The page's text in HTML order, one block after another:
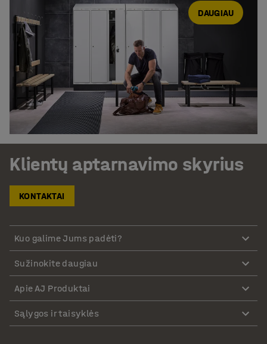
DAUGIAU
Klientų aptarnavimo skyrius
KONTAKTAI
Kuo galime Jums padėti?
Sužinokite daugiau
Apie AJ Produktai
Sąlygos ir taisyklės